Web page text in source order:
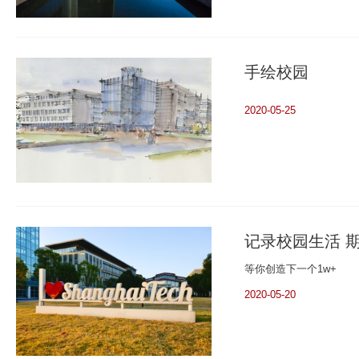
手绘校园
2020-05-25
记录校园生活
等你创造下一个1w+
2020-05-20